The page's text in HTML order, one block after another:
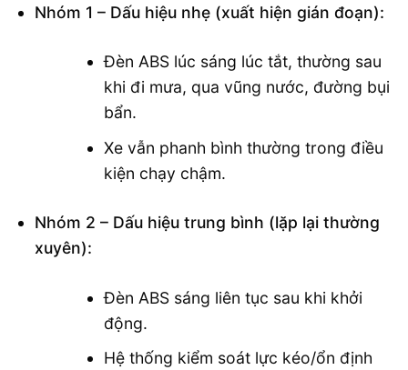
Nhóm 1 – Dấu hiệu nhẹ (xuất hiện gián đoạn):
Đèn ABS lúc sáng lúc tắt, thường sau
khi đi mưa, qua vũng nước, đường bụi
bẩn.
Xe vẫn phanh bình thường trong điều
kiện chạy chậm.
Nhóm 2 – Dấu hiệu trung bình (lặp lại thường
xuyên):
Đèn ABS sáng liên tục sau khi khởi
động.
Hệ thống kiểm soát lực kéo/ổn định